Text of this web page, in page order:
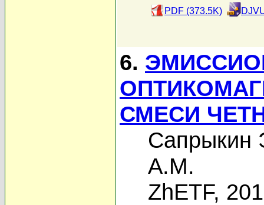
PDF (373.5K)
6.
СМЕСИ
Сапрыкин
А.М.
ZhETF,